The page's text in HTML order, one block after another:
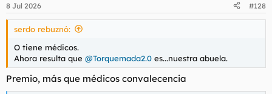
e
s
8 Jul 2026 #128
serdo rebuznó:
O tiene médicos.
Ahora resulta que @Torquemada2.0 es...nuestra abuela.
Premio, más que médicos convalecencia